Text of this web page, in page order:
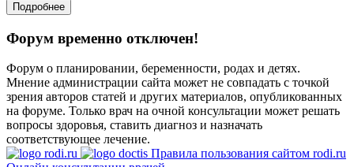
Подробнее
Форум временно отключен!
Форум о планировании, беременности, родах и детях.
Мнение администрации сайта может не совпадать с точкой
зрения авторов статей и других материалов, опубликованных
на форуме. Только врач на очной консультации может решать
вопросы здоровья, ставить диагноз и назначать
соответствующее лечение.
Правила пользования сайтом rodi.ru